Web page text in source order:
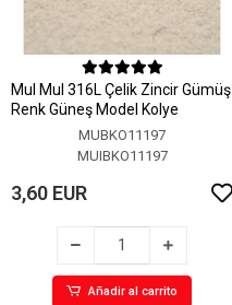
MuI MuI 316L Çelik Zincir Gümüş
Renk Güneş Model Kolye
MUBKO11197
MUIBKO11197
3,60 EUR
Añadir al carrito